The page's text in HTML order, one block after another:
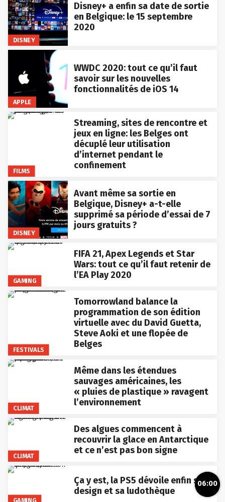
DISNEY
Disney+ a enfin sa date de sortie
en Belgique: le 15 septembre
2020
APPLE
WWDC 2020: tout ce qu’il faut
savoir sur les nouvelles
fonctionnalités de iOS 14
FILMS
Streaming, sites de rencontre et
jeux en ligne: les Belges ont
décuplé leur utilisation
d’internet pendant le
confinement
DISNEY
Avant même sa sortie en
Belgique, Disney+ a-t-elle
supprimé sa période d’essai de 7
jours gratuits ?
GAMING
FIFA 21, Apex Legends et Star
Wars: tout ce qu’il faut retenir de
l’EA Play 2020
FESTIVALS
Tomorrowland balance la
programmation de son édition
virtuelle avec du David Guetta,
Steve Aoki et une flopée de
Belges
CLIMAT
Même dans les étendues
sauvages américaines, les
« pluies de plastique » ravagent
l’environnement
CLIMAT
Des algues commencent à
recouvrir la glace en Antarctique
et ce n’est pas bon signe
GAMING
Ça y est, la PS5 dévoile enfin son
design et sa ludothèque
06:00